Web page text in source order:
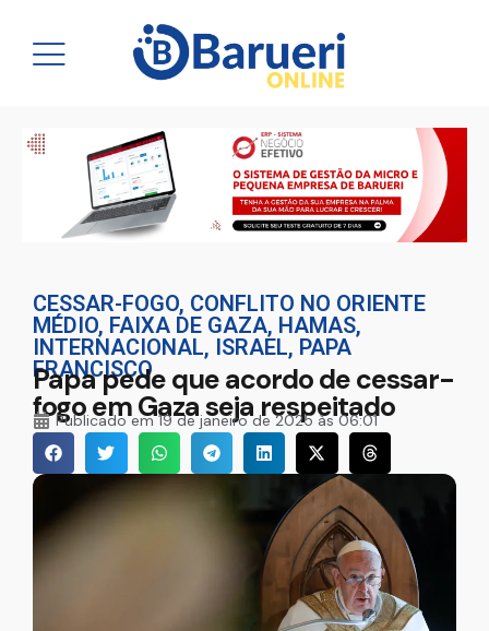
CESSAR-FOGO, CONFLITO NO ORIENTE
MÉDIO, FAIXA DE GAZA, HAMAS,
INTERNACIONAL, ISRAEL, PAPA
FRANCISCO
Papa pede que acordo de cessar-
fogo em Gaza seja respeitado
Publicado em19 de janeiro de 2025 às 06:01